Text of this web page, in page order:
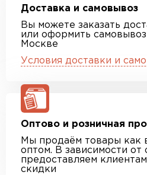
Доставка и самовывоз
Вы можете заказать
или оформить
Москве
Условия доставки и
Оптово и розничная
Мы продаём товары как
оптом. В зависимости от
предоставляем
скидки